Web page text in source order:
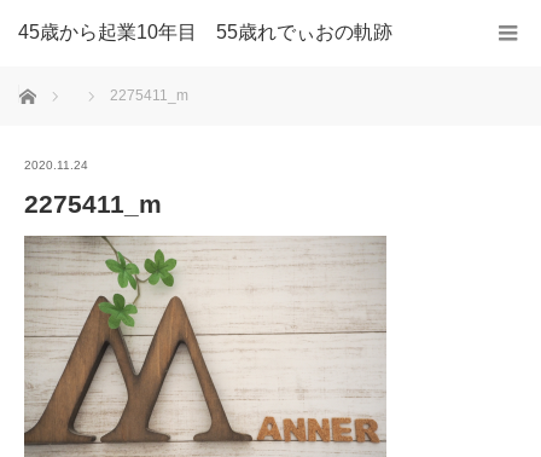
45歳から起業10年目 55歳れでぃおの軌跡
ホーム 2275411_m
2020.11.24
2275411_m